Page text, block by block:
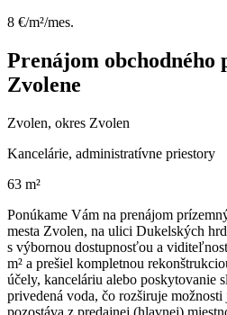
8 €/m²/mes.
Prenájom obchodného
Zvolene
Zvolen, okres Zvolen
Kancelárie, administratívne priestory
63 m²
Ponúkame Vám na prenájom
mesta Zvolen, na ulici Dukelských
s výbornou dostupnosťou a
m² a prešiel kompletnou
účely, kanceláriu alebo poskytovanie
privedená voda, čo rozširuje
pozostáva z predajnej (hlavnej)